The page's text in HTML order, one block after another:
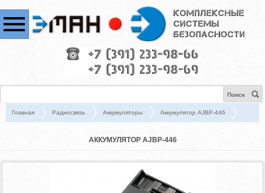
Поиск
Главная Радиосвязь Аккумуляторы Аккумулятор AJBP-446
АККУМУЛЯТОР AJBP-446